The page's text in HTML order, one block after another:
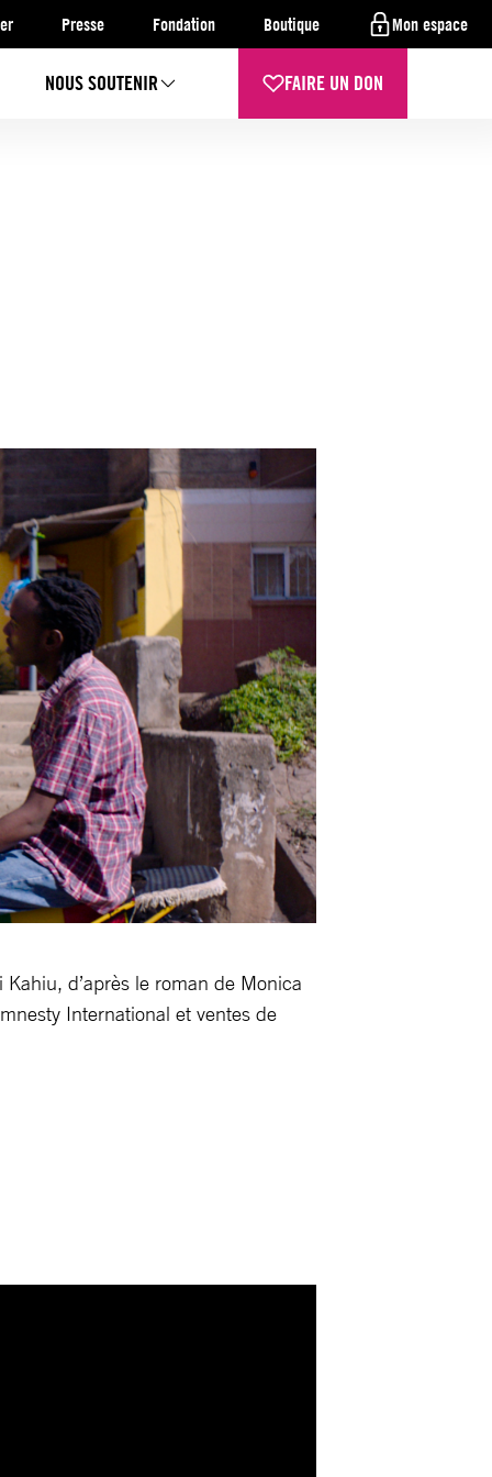
Presse Fondation Boutique Mon espace
NOUS SOUTENIR FAIRE UN DON
Kahiu, d’après le roman de Monica
International et ventes de